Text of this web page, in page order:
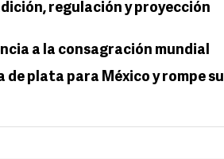
regulación y proyección
a la consagración mundial
plata para México y rompe su